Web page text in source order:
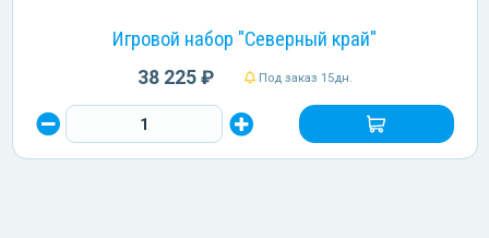
Игровой набор "Северный край"
38 225 ₽ Под заказ 15дн.